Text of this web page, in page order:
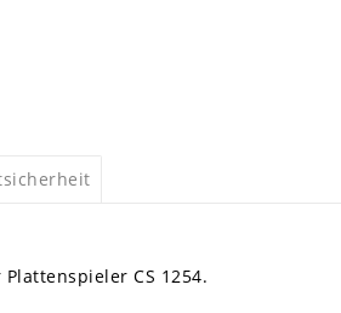
CS 1254.